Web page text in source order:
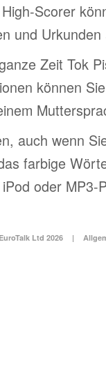
Scorer
und
Zeit Tok
können
auch wenn
farbige
oder MP3-
Ltd 2026 |